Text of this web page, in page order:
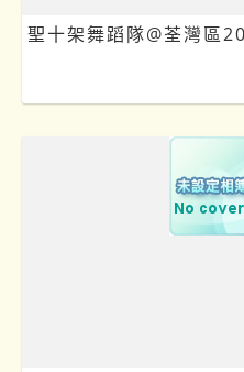
聖十架舞蹈隊@荃灣區